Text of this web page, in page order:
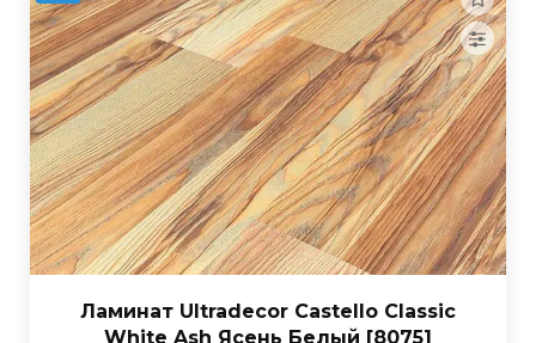
Ламинат Ultradecor Castello Classic
White Ash Ясень Белый [8075]